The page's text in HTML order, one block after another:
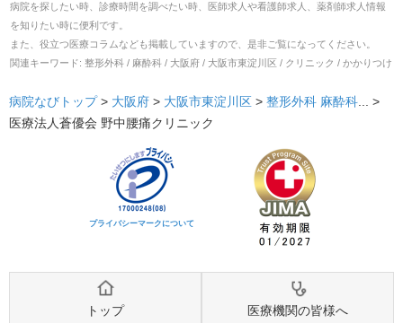
病院を探したい時、診療時間を調べたい時、医師求人や看護師求人、薬剤師求人情報
を知りたい時に便利です。
また、役立つ医療コラムなども掲載していますので、是非ご覧になってください。
関連キーワード: 整形外科 / 麻酔科 / 大阪府 / 大阪市東淀川区 / クリニック / かかりつけ
病院なびトップ > 大阪府 > 大阪市東淀川区 > 整形外科 麻酔科... >
医療法人蒼優会 野中腰痛クリニック
プライバシーマークについて
トップ 医療機関の皆様へ